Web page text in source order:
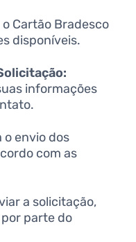
o Cartão Bradesco
disponíveis.
informações
o envio dos
com as
a solicitação,
parte do